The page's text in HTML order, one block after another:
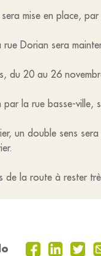
mise en place,
rue Dorian sera
du 20 au 26
par la rue basse-ville,
un double sens
de la route à rester